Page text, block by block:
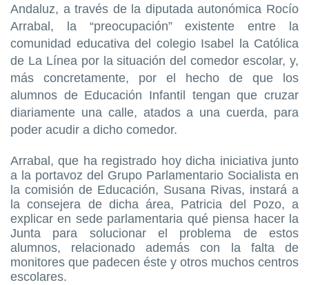
Andaluz, a través de la diputada autonómica Rocío
Arrabal, la “preocupación” existente entre la
comunidad educativa del colegio Isabel la Católica
de La Línea por la situación del comedor escolar, y,
más concretamente, por el hecho de que los
alumnos de Educación Infantil tengan que cruzar
diariamente una calle, atados a una cuerda, para
poder acudir a dicho comedor.
Arrabal, que ha registrado hoy dicha iniciativa junto
a la portavoz del Grupo Parlamentario Socialista en
la comisión de Educación, Susana Rivas, instará a
la consejera de dicha área, Patricia del Pozo, a
explicar en sede parlamentaria qué piensa hacer la
Junta para solucionar el problema de estos
alumnos, relacionado además con la falta de
monitores que padecen éste y otros muchos centros
escolares.